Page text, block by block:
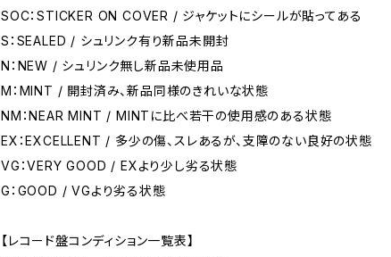
SOC：STICKER ON COVER / ジャケットにシールが貼ってある
S：SEALED / シュリンク有り新品未開封
N：NEW / シュリンク無し新品未使用品
M：MINT / 開封済み、新品同様のきれいな状態
NM：NEAR MINT / MINTに比べ若干の使用感のある状態
EX：EXCELLENT / 多少の傷、スレあるが、支障のない良好の状態
VG：VERY GOOD / EXより少し劣る状態
G：GOOD / VGより劣る状態
【レコード盤コンディション一覧表】